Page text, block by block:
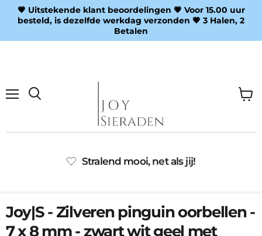
💗 Uitstekende klant beoordelingen 💗 Voor 15.00 uur
besteld, is dezelfde werkdag verzonden 💗 3 Halen, 2
Betalen
Stralend mooi, net als jij!
Joy|S - Zilveren pinguin oorbellen -
7 x 8 mm - zwart wit geel met